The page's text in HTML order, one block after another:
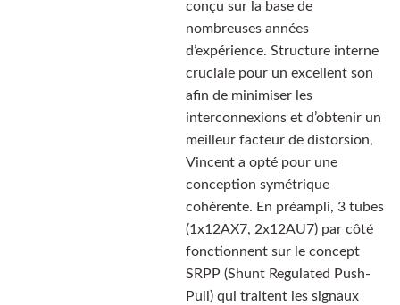
conçu sur la base de
nombreuses années
d’expérience. Structure interne
cruciale pour un excellent son
afin de minimiser les
interconnexions et d’obtenir un
meilleur facteur de distorsion,
Vincent a opté pour une
conception symétrique
cohérente. En préampli, 3 tubes
(1x12AX7, 2x12AU7) par côté
fonctionnent sur le concept
SRPP (Shunt Regulated Push-
Pull) qui traitent les signaux